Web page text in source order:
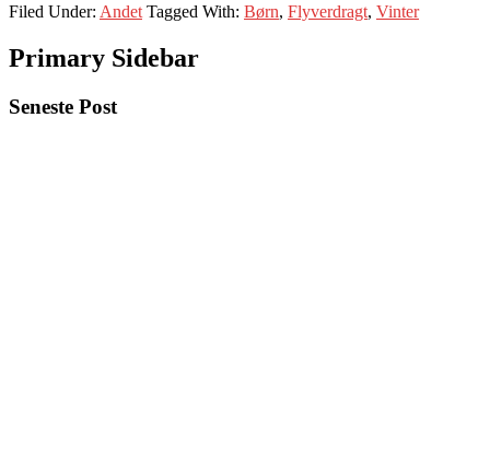
Filed Under: Andet Tagged With: Børn, Flyverdragt, Vinter
Primary Sidebar
Seneste Post